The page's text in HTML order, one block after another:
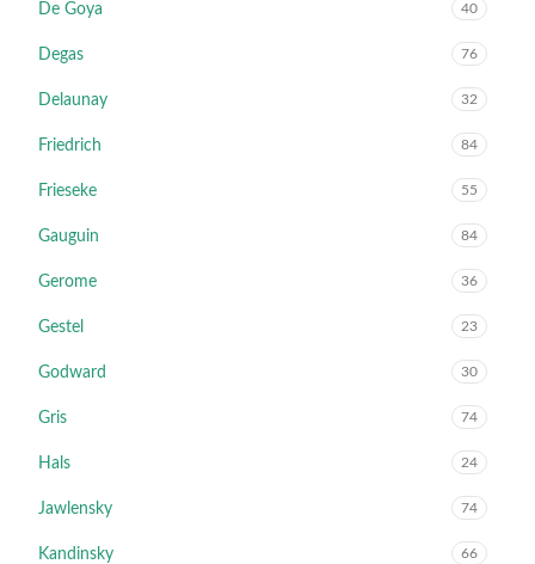
De Goya 40
Degas 76
Delaunay 32
Friedrich 84
Frieseke 55
Gauguin 84
Gerome 36
Gestel 23
Godward 30
Gris 74
Hals 24
Jawlensky 74
Kandinsky 66